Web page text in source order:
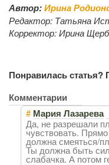
Автор:Ирина
Редактор: Татьяна
Корректор:Ирина
Понравилась статья?
Комментарии
# Мария Лазарева
Да, не разрешали
чувствовать.
должна смеяться/
Ты должна быть
слабачка. А потом